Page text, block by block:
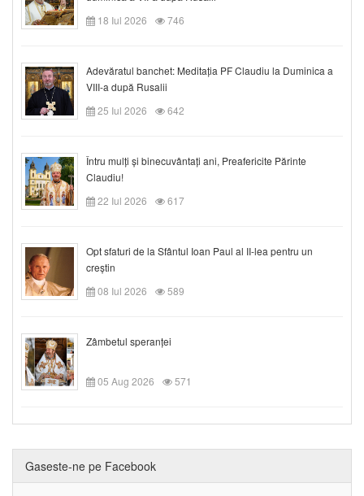
18 Iul 2026
746
Adevăratul banchet: Meditația PF Claudiu la Duminica a
VIII-a după Rusalii
25 Iul 2026
642
Întru mulți și binecuvântați ani, Preafericite Părinte
Claudiu!
22 Iul 2026
617
Opt sfaturi de la Sfântul Ioan Paul al II-lea pentru un
creștin
08 Iul 2026
589
Zâmbetul speranței
05 Aug 2026 571
Gaseste-ne pe Facebook